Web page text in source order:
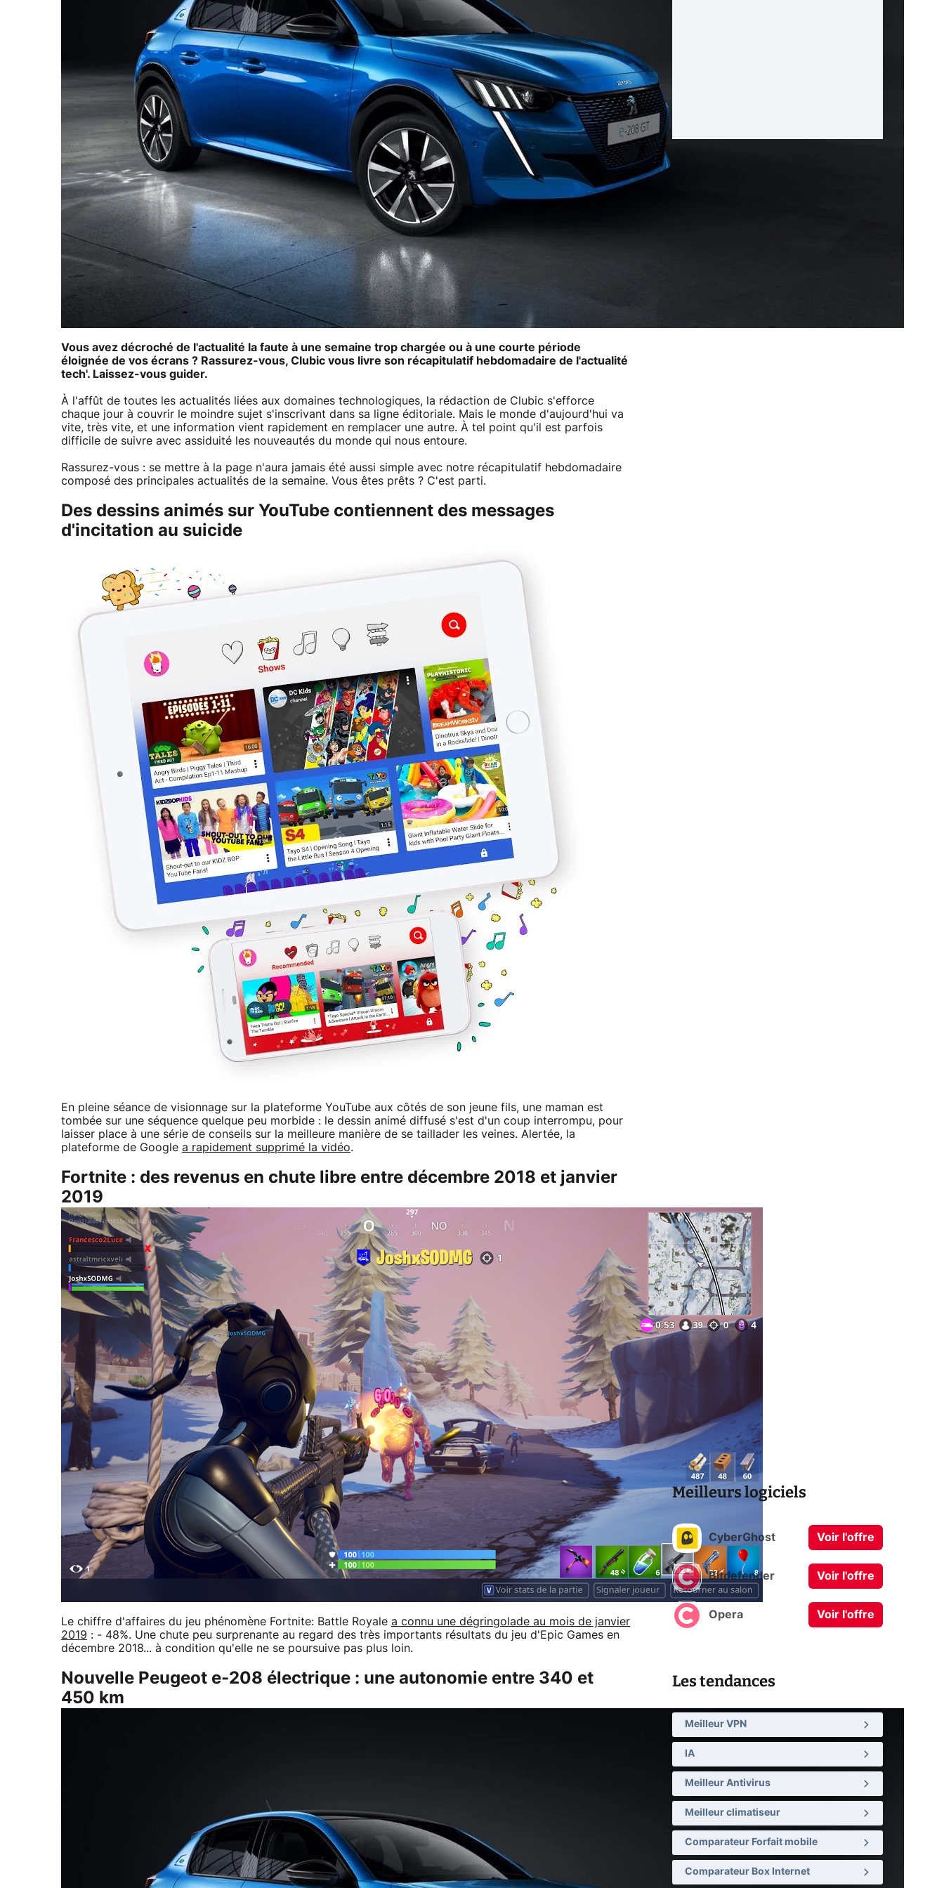
Vous avez décroché de l'actualité la faute à une semaine trop chargée ou à une courte période
éloignée de vos écrans ? Rassurez-vous, Clubic vous livre son récapitulatif hebdomadaire de l'actualité
tech'. Laissez-vous guider.
À l'affût de toutes les actualités liées aux domaines technologiques, la rédaction de Clubic s'efforce
chaque jour à couvrir le moindre sujet s'inscrivant dans sa ligne éditoriale. Mais le monde d'aujourd'hui va
vite, très vite, et une information vient rapidement en remplacer une autre. À tel point qu'il est parfois
difficile de suivre avec assiduité les nouveautés du monde qui nous entoure.
Rassurez-vous : se mettre à la page n'aura jamais été aussi simple avec notre récapitulatif hebdomadaire
composé des principales actualités de la semaine. Vous êtes prêts ? C'est parti.
Des dessins animés sur YouTube contiennent des messages
d'incitation au suicide
En pleine séance de visionnage sur la plateforme YouTube aux côtés de son jeune fils, une maman est
tombée sur une séquence quelque peu morbide : le dessin animé diffusé s'est d'un coup interrompu, pour
laisser place à une série de conseils sur la meilleure manière de se taillader les veines. Alertée, la
plateforme de Google a rapidement supprimé la vidéo.
Fortnite : des revenus en chute libre entre décembre 2018 et janvier
2019
Le chiffre d'affaires du jeu phénomène Fortnite: Battle Royale a connu une dégringolade au mois de janvier
2019 : - 48%. Une chute peu surprenante au regard des très importants résultats du jeu d'Epic Games en
décembre 2018... à condition qu'elle ne se poursuive pas plus loin.
Nouvelle Peugeot e-208 électrique : une autonomie entre 340 et
450 km
Meilleurs logiciels
CyberGhost Voir l'offre
Bitdefender Voir l'offre
Opera Voir l'offre
Les tendances
Meilleur VPN
IA
Meilleur Antivirus
Meilleur climatiseur
Comparateur Forfait mobile
Comparateur Box Internet